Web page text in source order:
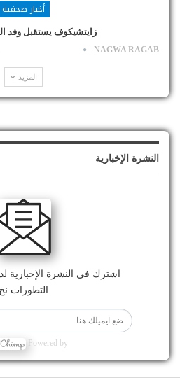
أخبار صحفية
زايتشيكوف يستقبل وفد
NAGWA RAGAB
المزيد
النشرة الإخبارية
اشترك في النشرة الإخبارية
التطورات.نخ
Powered by